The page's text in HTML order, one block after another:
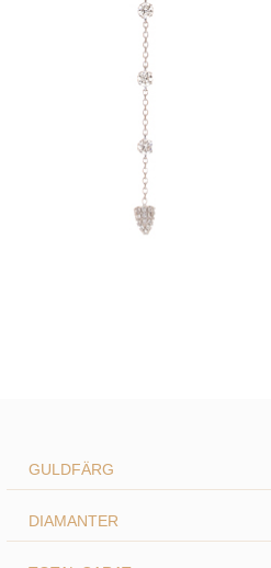
GULDFÄRG
DIAMANTER